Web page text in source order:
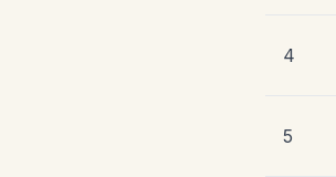
4
5